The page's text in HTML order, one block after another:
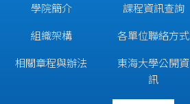
學院簡介
組織架構
相關章程與辦法
課程資訊查詢
各單位聯絡方式
東海大學公開資
訊